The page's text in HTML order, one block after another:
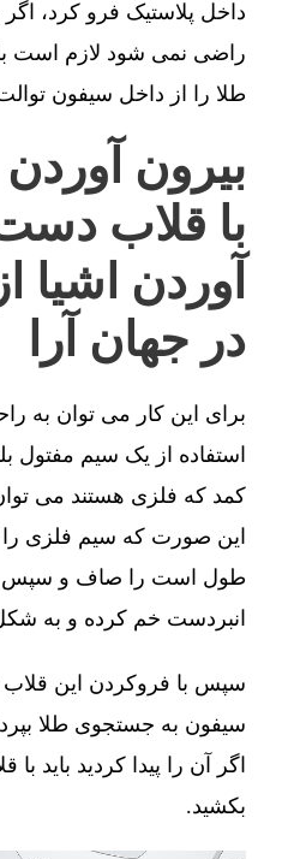
داخل پلاستیک فرو کرد، اگر
راضی نمی شود لازم است با
طلا را از داخل سیفون
بیرون
با قلاب
آوردن اشیا
در جهان آرا
برای این کار می توان به
استفاده از یک سیم مفتول
کمد که فلزی هستند می توان
این صورت که سیم فلزی را
طول است را صاف و سپس سر
انبردست خم کرده و به شکل
سپس با فروکردن این
سیفون به جستجوی طلا
اگر آن را پیدا کردید باید
بکشید.